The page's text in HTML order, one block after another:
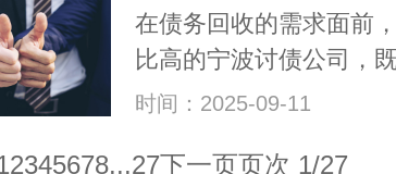
在债务回收的需求面前
比高的宁波讨债公司，
时间：2025-09-11
2345678...27下一页页次 1/27